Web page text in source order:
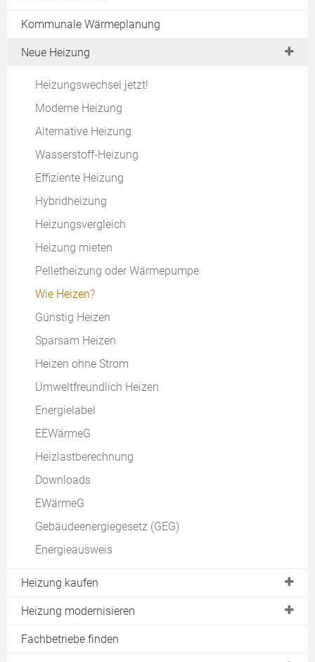
Kommunale Wärmeplanung
Neue Heizung
Heizungswechsel jetzt!
Moderne Heizung
Alternative Heizung
Wasserstoff-Heizung
Effiziente Heizung
Hybridheizung
Heizungsvergleich
Heizung mieten
Pelletheizung oder Wärmepumpe
Wie Heizen?
Günstig Heizen
Sparsam Heizen
Heizen ohne Strom
Umweltfreundlich Heizen
Energielabel
EEWärmeG
Heizlastberechnung
Downloads
EWärmeG
Gebäudeenergiegesetz (GEG)
Energieausweis
Heizung kaufen
BAFA Zuschuss
Kesseltauschbonus
Heizung modernisieren
Heizungssanierung
Fachbetriebe finden